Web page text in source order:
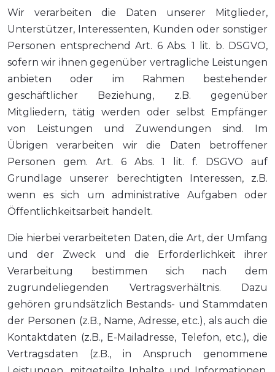
Wir verarbeiten die Daten unserer Mitglieder,
Unterstützer, Interessenten, Kunden oder sonstiger
Personen entsprechend Art. 6 Abs. 1 lit. b. DSGVO,
sofern wir ihnen gegenüber vertragliche Leistungen
anbieten oder im Rahmen bestehender
geschäftlicher Beziehung, z.B. gegenüber
Mitgliedern, tätig werden oder selbst Empfänger
von Leistungen und Zuwendungen sind. Im
Übrigen verarbeiten wir die Daten betroffener
Personen gem. Art. 6 Abs. 1 lit. f. DSGVO auf
Grundlage unserer berechtigten Interessen, z.B.
wenn es sich um administrative Aufgaben oder
Öffentlichkeitsarbeit handelt.
Die hierbei verarbeiteten Daten, die Art, der Umfang
und der Zweck und die Erforderlichkeit ihrer
Verarbeitung bestimmen sich nach dem
zugrundeliegenden Vertragsverhältnis. Dazu
gehören grundsätzlich Bestands- und Stammdaten
der Personen (z.B., Name, Adresse, etc.), als auch die
Kontaktdaten (z.B., E-Mailadresse, Telefon, etc.), die
Vertragsdaten (z.B., in Anspruch genommene